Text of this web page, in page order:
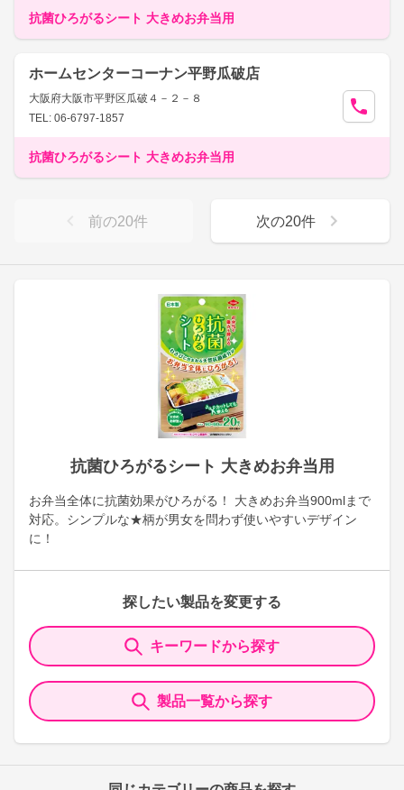
抗菌ひろがるシート 大きめお弁当用
お弁当全体に抗菌効果がひろがる！ 大きめお弁当900mlまで
対応。シンプルな★柄が男女を問わず使いやすいデザイン
に！
探したい製品を変更する
キーワードから探す
製品一覧から探す
抗菌ひろがるシート 大きめお弁当用
ホームセンターコーナン平野瓜破店
大阪府大阪市平野区瓜破４－２－８
TEL: 06-6797-1857
抗菌ひろがるシート 大きめお弁当用
前の20件 次の20件